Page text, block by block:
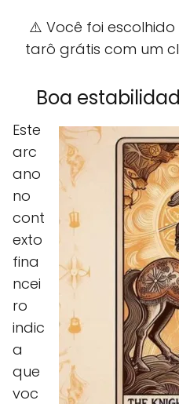
⚠️ Você foi
tarô grátis com um
Boa
Este
arc
ano
no
cont
exto
fina
ncei
ro
indic
a
que
voc